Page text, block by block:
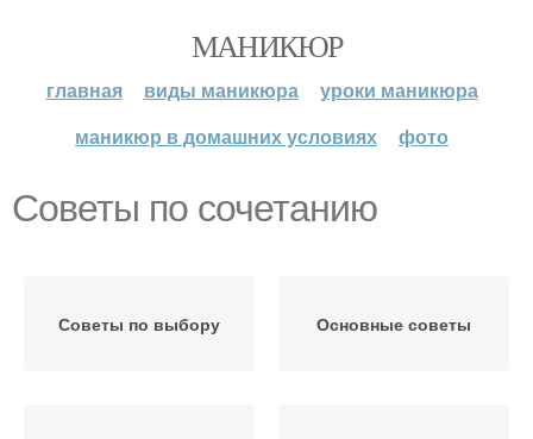
МАНИКЮР
главная виды маникюра
уроки маникюра
маникюр в домашних условиях
фото
Советы по сочетанию
Советы по выбору Основные советы